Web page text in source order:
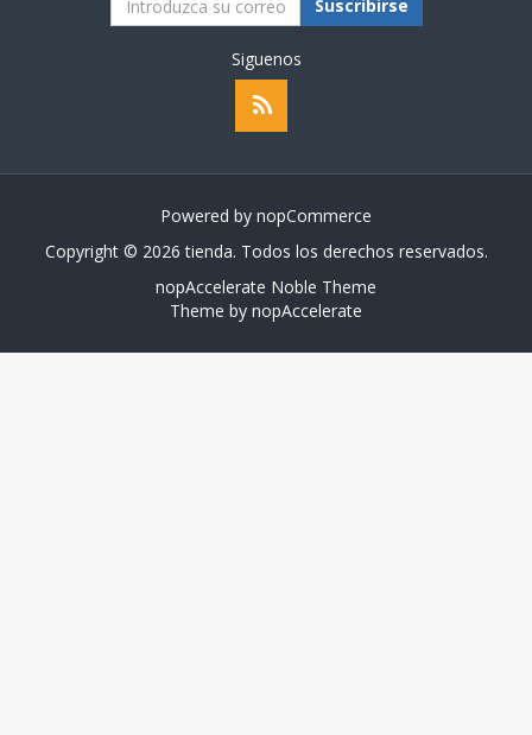
Suscribirse
Siguenos
Powered by nopCommerce
Copyright © 2026 tienda. Todos los derechos reservados.
nopAccelerate Noble Theme
Theme by nopAccelerate